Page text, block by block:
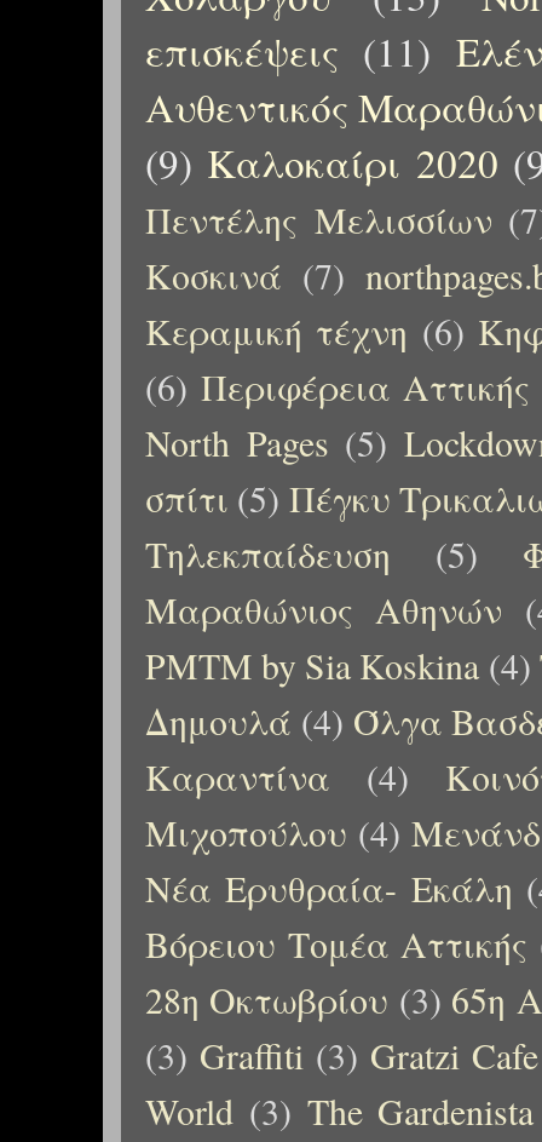
επισκέψεις (11)
Αυθεντικός
(9) Καλοκαίρι 2020
Πεντέλης Μελισσίων
Κοσκινά (7)
Κεραμική τέχνη (6)
(6) Περιφέρεια Αττικής
North Pages (5)
σπίτι (5) Πέγκυ
Τηλεκπαίδευση
(5)
Μαραθώνιος Αθηνών
PMTM by Sia Koskina (4)
Δημουλά (4) Όλγα
Καραντίνα
(4)
Μιχοπούλου (4)
Νέα Ερυθραία- Εκάλη
Βόρειου Τομέα Αττικής
28η Οκτωβρίου (3) 65η
(3) Graffiti (3) Gratzi Cafe
World (3) The Gardenista